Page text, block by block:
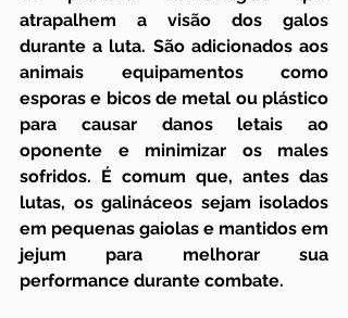
atrapalhem a visão dos galos
durante a luta. São adicionados aos
animais equipamentos como
esporas e bicos de metal ou plástico
para causar danos letais ao
oponente e minimizar os males
sofridos. É comum que, antes das
lutas, os galináceos sejam isolados
em pequenas gaiolas e mantidos em
jejum para melhorar sua
performance durante combate.